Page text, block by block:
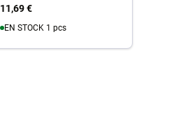
11,69 €
EN STOCK 1 pcs